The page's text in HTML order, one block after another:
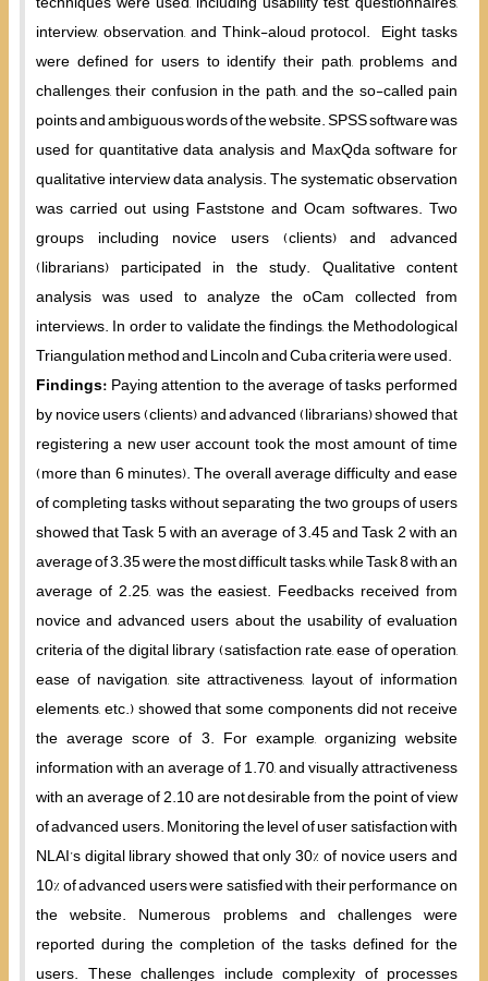
interview, observation, and Think-aloud protocol. Eight tasks
were defined for users to identify their path, problems and
challenges, their confusion in the path, and the so-called pain
points and ambiguous words of the website. SPSS software was
used for quantitative data analysis and MaxQda software for
qualitative interview data analysis. The systematic observation
was carried out using Faststone and Ocam softwares. Two
groups including novice users (clients) and advanced
(librarians) participated in the study. Qualitative content
analysis was used to analyze the oCam collected from
interviews. In order to validate the findings, the Methodological
Triangulation method and Lincoln and Cuba criteria were used.
Findings:Paying attention to the average of tasks performed
by novice users (clients) and advanced (librarians) showed that
registering a new user account took the most amount of time
(more than 6 minutes). The overall average difficulty and ease
of completing tasks without separating the two groups of users
showed that Task 5 with an average of 3.45 and Task 2 with an
average of 3.35 were the most difficult tasks, while Task 8 with an
average of 2.25, was the easiest. Feedbacks received from
novice and advanced users about the usability of evaluation
criteria of the digital library (satisfaction rate, ease of operation,
ease of navigation, site attractiveness, layout of information
elements, etc.) showed that some components did not receive
the average score of 3. For example, organizing website
information with an average of 1.70, and visually attractiveness
with an average of 2.10 are not desirable from the point of view
of advanced users. Monitoring the level of user satisfaction with
NLAI’s digital library showed that only 30% of novice users and
10% of advanced users were satisfied with their performance on
the website. Numerous problems and challenges were
reported during the completion of the tasks defined for the
users. These challenges include complexity of processes